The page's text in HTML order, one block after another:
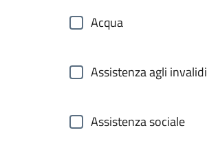
Acqua
Assistenza agli invalidi
Assistenza sociale